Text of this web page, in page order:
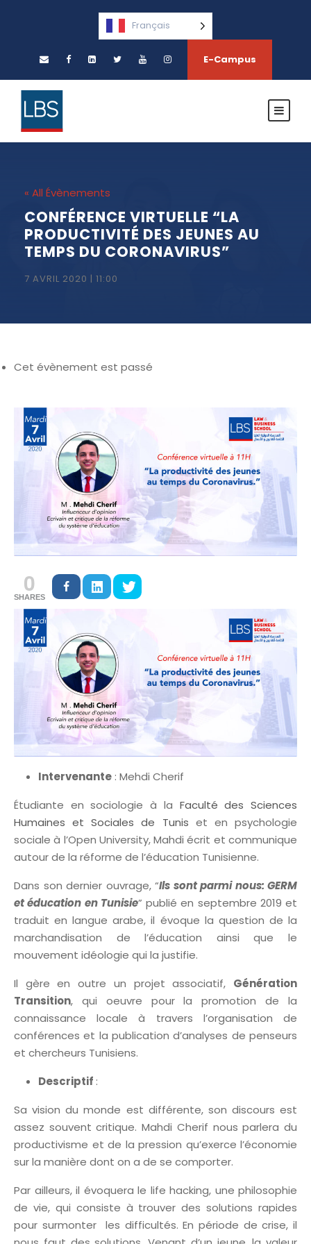
Français
E-Campus
« All Évènements
CONFÉRENCE VIRTUELLE “LA
PRODUCTIVITÉ DES JEUNES AU
TEMPS DU CORONAVIRUS”
7 AVRIL 2020 | 11:00
Cet évènement est passé
0
SHARES
Intervenante : Mehdi Cherif
Étudiante en sociologie à la Faculté des Sciences
Humaines et Sociales de Tunis et en psychologie
sociale à l’Open University, Mahdi écrit et communique
autour de la réforme de l’éducation Tunisienne.
Dans son dernier ouvrage, “Ils sont parmi nous: GERM
et éducation en Tunisie” publié en septembre 2019 et
traduit en langue arabe, il évoque la question de la
marchandisation de l’éducation ainsi que le
mouvement idéologie qui la justifie.
Il gère en outre un projet associatif, Génération
Transition, qui oeuvre pour la promotion de la
connaissance locale à travers l’organisation de
conférences et la publication d’analyses de penseurs
et chercheurs Tunisiens.
Descriptif :
Sa vision du monde est différente, son discours est
assez souvent critique. Mahdi Cherif nous parlera du
productivisme et de la pression qu’exerce l’économie
sur la manière dont on a de se comporter.
Par ailleurs, il évoquera le life hacking, une philosophie
de vie, qui consiste à trouver des solutions rapides
pour surmonter les difficultés. En période de crise, il